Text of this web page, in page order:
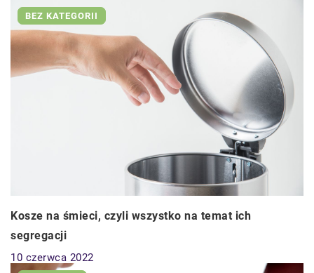
BEZ KATEGORII
Kosze na śmieci, czyli wszystko na temat ich
segregacji
10 czerwca 2022